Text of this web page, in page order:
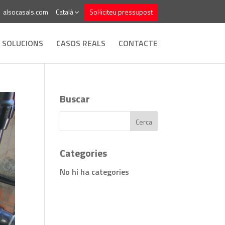
Sol·liciteu pressupost
alsocasals.com Català
SOLUCIONS CASOS REALS CONTACTE
Buscar
Categories
No hi ha categories